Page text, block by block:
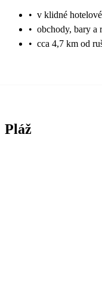
• v klidné
• obchody, bary a
• cca 4,7 km od
Pláž